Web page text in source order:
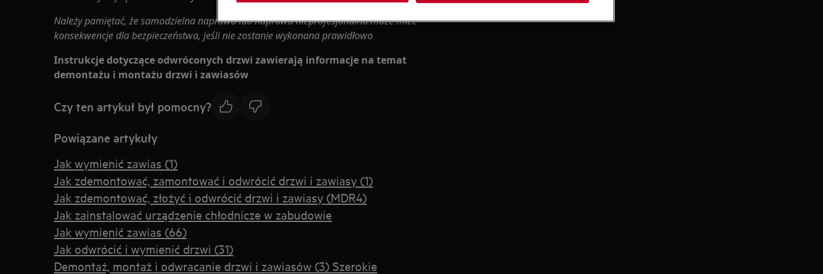
Należy pamiętać, że samodzielna naprawa lub naprawa nieprofesjonalna może mieć
konsekwencje dla bezpieczeństwa, jeśli nie zostanie wykonana prawidłowo
Instrukcje dotyczące odwróconych drzwi zawierają informacje na temat
demontażu i montażu drzwi i zawiasów
Czy ten artykuł był pomocny?
Powiązane artykuły
Jak wymienić zawias (1)
Jak zdemontować, zamontować i odwrócić drzwi i zawiasy (1)
Jak zdemontować, złożyć i odwrócić drzwi i zawiasy (MDR4)
Jak zainstalować urządzenie chłodnicze w zabudowie
Jak wymienić zawias (66)
Jak odwrócić i wymienić drzwi (31)
Demontaż, montaż i odwracanie drzwi i zawiasów (3) Szerokie